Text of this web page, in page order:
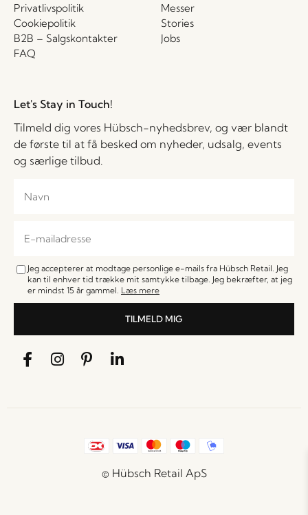
Privatlivspolitik
Cookiepolitik
B2B – Salgskontakter
FAQ
Messer
Stories
Jobs
Let's Stay in Touch!
Tilmeld dig vores Hübsch-nyhedsbrev, og vær blandt
de første til at få besked om nyheder, udsalg, events
og særlige tilbud.
Jeg accepterer at modtage personlige e-mails fra Hübsch Retail. Jeg
kan til enhver tid trække mit samtykke tilbage. Jeg bekræfter, at jeg
er mindst 15 år gammel. Læs mere
TILMELD MIG
© Hübsch Retail ApS